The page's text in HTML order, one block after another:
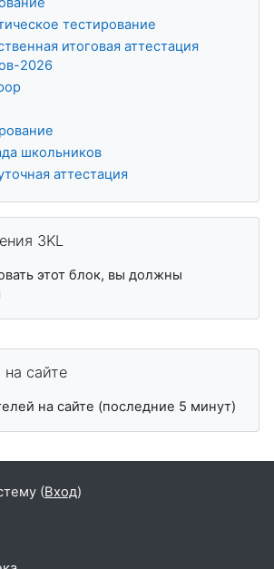
тестирование
итоговая аттестация
2026
школьников
аттестация
3KL
этот блок, вы должны
сайте
на сайте (последние 5 минут)
(Вход)